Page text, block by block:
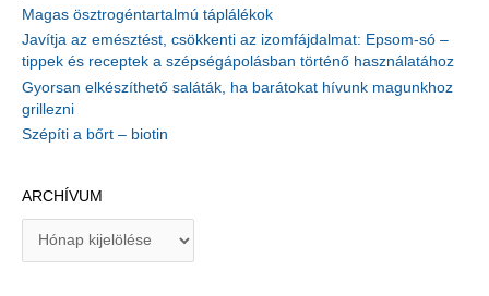
Magas ösztrogéntartalmú táplálékok
Javítja az emésztést, csökkenti az izomfájdalmat: Epsom-só –
tippek és receptek a szépségápolásban történő használatához
Gyorsan elkészíthető saláták, ha barátokat hívunk magunkhoz
grillezni
Szépíti a bőrt – biotin
ARCHÍVUM